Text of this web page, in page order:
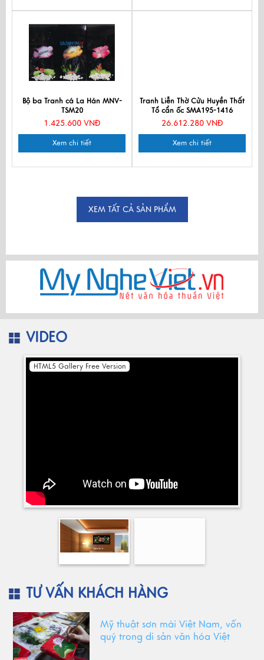
Bộ ba Tranh cá La Hán MNV-
TSM20
1.425.600 VNĐ
Xem chi tiết
Tranh Liễn Thờ Cửu Huyền Thất
Tổ cẩn ốc SMA195-1416
26.612.280 VNĐ
Xem chi tiết
XEM TẤT CẢ SẢN PHẨM
VIDEO
HTML5 Gallery Free Version
TƯ VẤN KHÁCH HÀNG
Mỹ thuật sơn mài Việt Nam, vốn
quý trong di sản văn hóa Việt